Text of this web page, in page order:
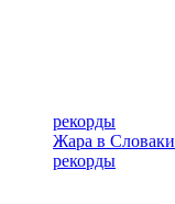
рекорды
Жара в
рекорды